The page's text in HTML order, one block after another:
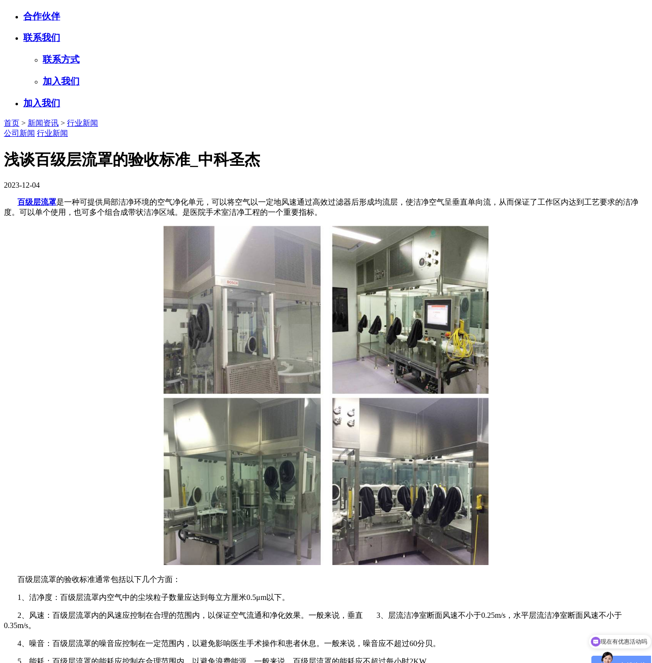
合作伙伴
联系我们
联系方式
加入我们
加入我们
首页 > 新闻资讯 > 行业新闻
公司新闻 行业新闻
浅谈百级层流罩的验收标准_中科圣杰
2023-12-04
百级层流罩是一种可提供局部洁净环境的空气净化单元，可以将空气以一定地风速通过高效过滤器后形成均流层，使洁净空气呈垂直单向流，从而保证了工作区内达到工艺要求的洁净
度。可以单个使用，也可多个组合成带状洁净区域。是医院手术室洁净工程的一个重要指标。
百级层流罩的验收标准通常包括以下几个方面：
1、洁净度：百级层流罩内空气中的尘埃粒子数量应达到每立方厘米0.5μm以下。
2、风速：百级层流罩内的风速应控制在合理的范围内，以保证空气流通和净化效果。一般来说，垂直 3、层流洁净室断面风速不小于0.25m/s，水平层流洁净室断面风速不小于
0.35m/s。
4、噪音：百级层流罩的噪音应控制在一定范围内，以避免影响医生手术操作和患者休息。一般来说，噪音应不超过60分贝。 现在有优惠活动吗